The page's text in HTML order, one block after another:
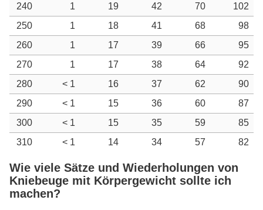
240
1 19 42 70
102
250
1 18 41 68
98
260
1 17 39 66
95
270
1 17 38 64
92
280
< 1 16 37 62
90
290
< 1 15 36 60
87
300
< 1 15 35 59
85
310
< 1 14 34 57 82
Wie viele Sätze und Wiederholungen von
Kniebeuge mit Körpergewicht sollte ich
machen?